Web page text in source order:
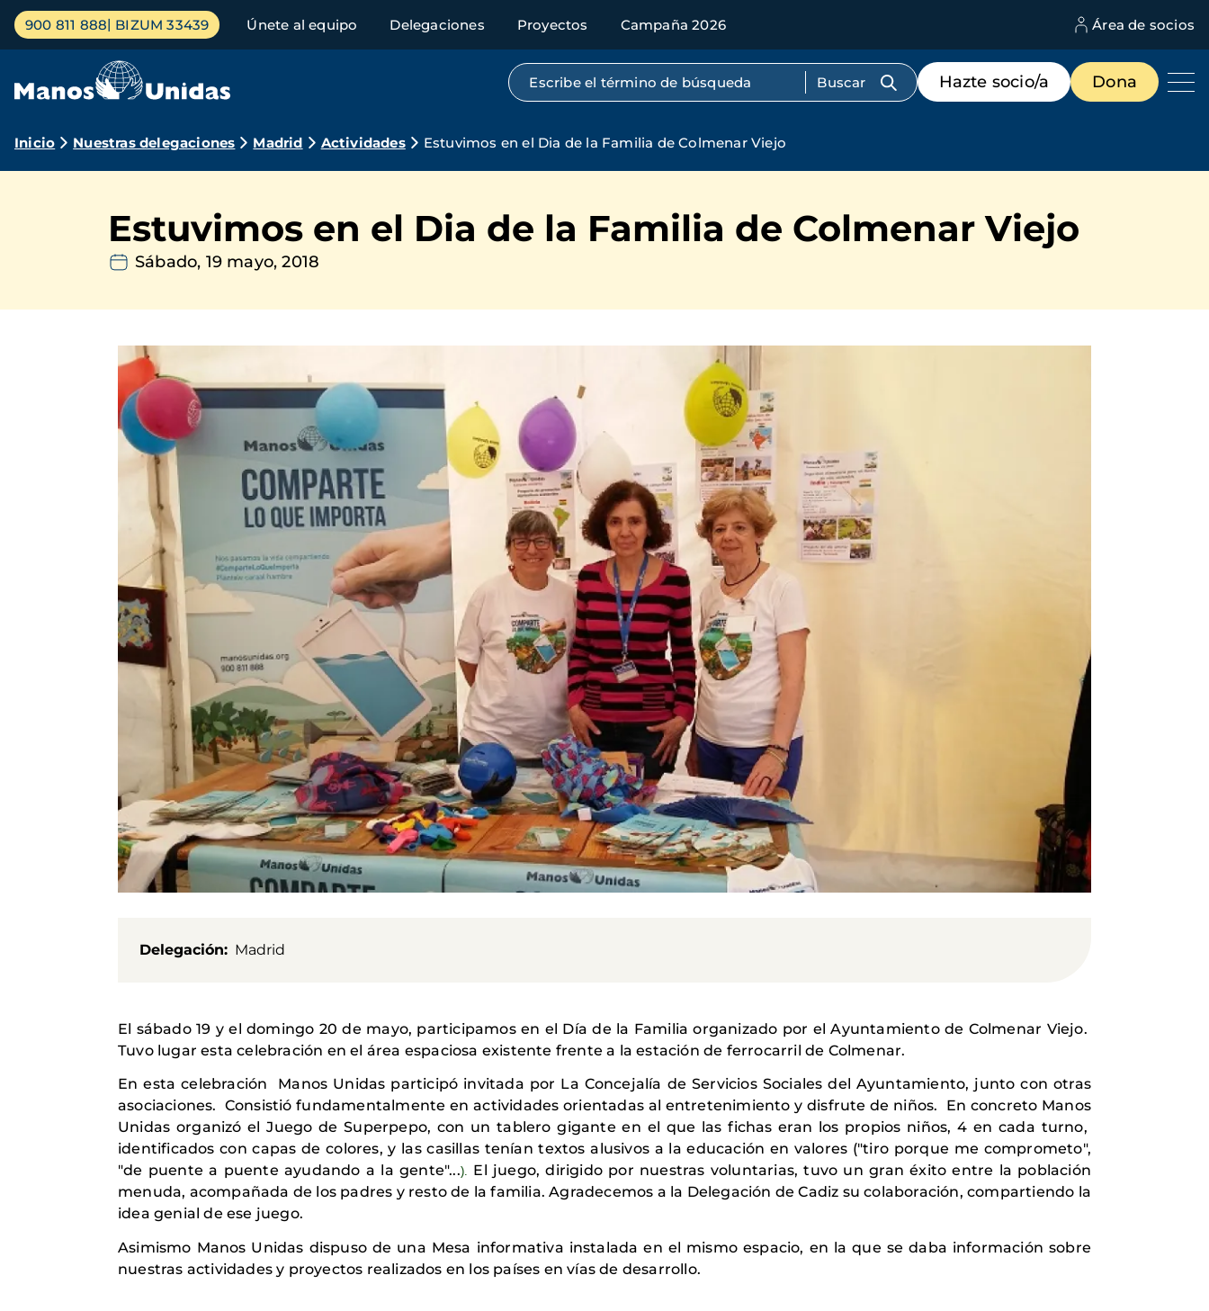
Pasar
contenido
Menú
principal
900 811 888 BIZUM 33439 Únete al equipo Delegaciones Proyectos Campaña 2026 Área de socios
Búsqueda por texto completo
Menú
de
destacados
Hazte socio/a Dona
Ruta
navegación
Inicio Nuestras delegaciones Madrid Actividades Estuvimos en el Dia de la Familia de Colmenar Viejo
Estuvimos en el Dia de la Familia de Colmenar Viejo
Sábado, 19 mayo, 2018
Delegación Madrid
El sábado 19 y el domingo 20 de mayo, participamos en el Día de la Familia organizado por el Ayuntamiento de Colmenar Viejo.
Tuvo lugar esta celebración en el área espaciosa existente frente a la estación de ferrocarril de Colmenar.
En esta celebración
Manos Unidas participó invitada por La Concejalía de Servicios Sociales del Ayuntamiento, junto con otras
asociaciones. Consistió fundamentalmente en actividades orientadas al entretenimiento y disfrute de niños.
En concreto Manos
Unidas organizó el Juego de Superpepo, con un tablero gigante en el que las fichas eran los propios niños, 4 en cada turno,
identificados con capas de colores, y las casillas tenían textos alusivos a la educación en valores ("tiro porque me comprometo",
"de puente a puente ayudando a la gente"...). El juego, dirigido por nuestras voluntarias, tuvo un gran éxito entre la población
menuda, acompañada de los padres y resto de la familia. Agradecemos a la Delegación de Cadiz su colaboración, compartiendo la
idea genial de ese juego.
Asimismo Manos Unidas dispuso de una Mesa informativa instalada en el mismo espacio, en la que se daba información sobre
nuestras actividades y proyectos realizados en los países en vías de desarrollo.